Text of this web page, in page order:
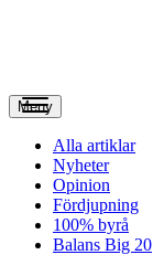
Meny
Alla artiklar
Nyheter
Opinion
Fördjupning
100% byrå
Balans Big 20